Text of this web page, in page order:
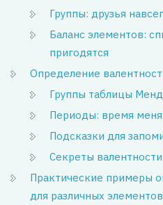
Группы: друзья
Баланс элементов:
пригодятся
Определение
Группы таблицы
Периоды: время
Подсказки для
Секреты
Практические примеры
для различных элементов